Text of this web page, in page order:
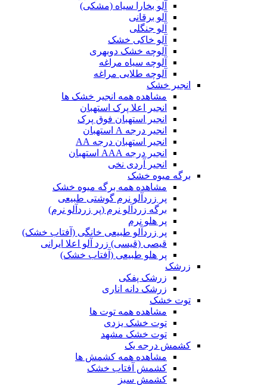
آلو بخارا سیاه (مشکی)
آلو برقانی
آلو جنگلی
آلو خاکی خشک
آلوچه خشک دوبهری
آلوچه سیاه مراغه
آلوچه طلایی مراغه
انجیر خشک
مشاهده همه انجیر خشک ها
انجیر اعلا پرک استهبان
انجیر استهبان فوق پرک
انجیر درجه A استهبان
انجیر استهبان درجه AA
انجیر درجه AAA استهبان
انجیر آردی نخی
برگه میوه خشک
مشاهده همه برگه میوه خشک
پر زردآلو نرم گوشتی طبیعی
برگه زردآلو نرم (پر زردآلو نرم)
پر هلو نرم
پر زردآلو طبیعی خانگی (آفتاب خشک)
قیصی (قیسی) زرد آلو اعلا ایرانی
پر هلو طبیعی (آفتاب خشک)
زرشک
زرشک پفکی
زرشک دانه اناری
توت خشک
مشاهده همه توت ها
توت خشک یزدی
توت خشک مشهد
کشمش درجه یک
مشاهده همه کشمش ها
کشمش آفتاب خشک
کشمش سبز